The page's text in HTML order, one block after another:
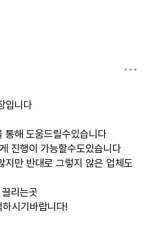
입니다
통해 도움드릴수있습니다
진행이 가능할수도있습니다
지만 반대로 그렇지 않은 업체도
리는곳
시기바랍니다!